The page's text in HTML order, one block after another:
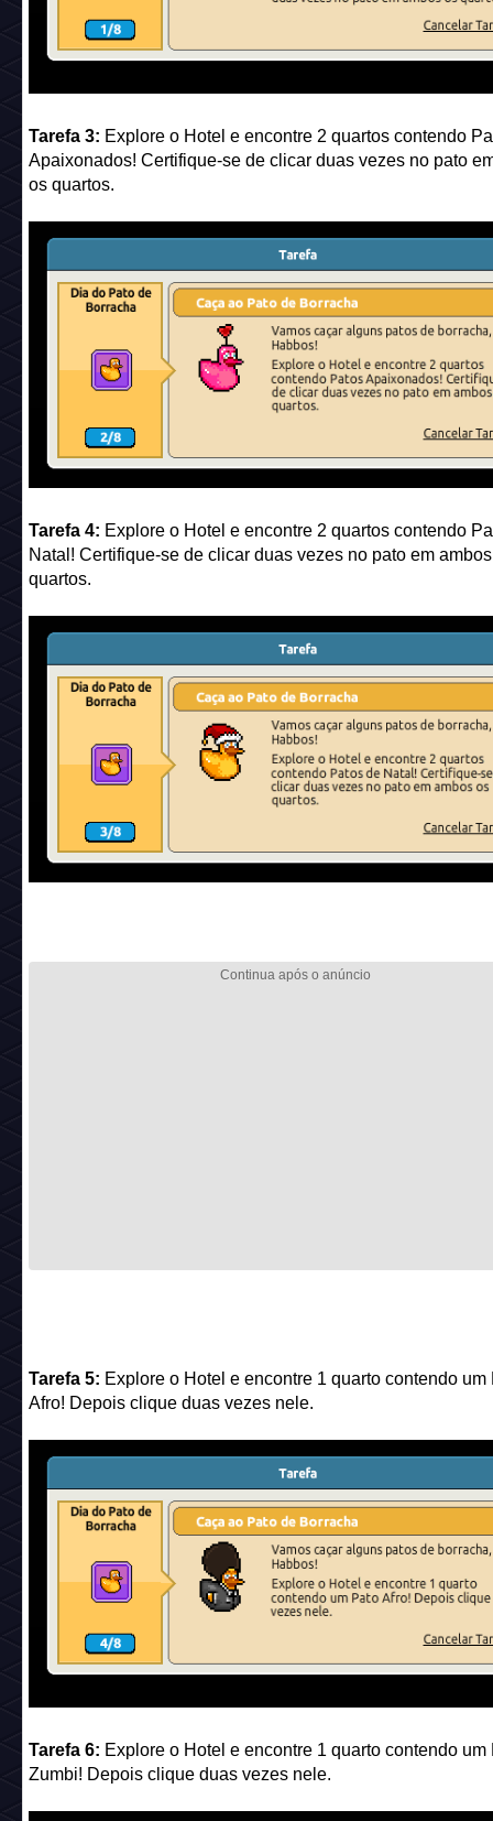
Tarefa 3: Explore o Hotel e encontre 2 quartos contendo
Apaixonados! Certifique-se de clicar duas vezes no pato
os quartos.
Tarefa 4: Explore o Hotel e encontre 2 quartos contendo
Natal! Certifique-se de clicar duas vezes no pato em
quartos.
Tarefa 5: Explore o Hotel e encontre 1 quarto contendo um
Afro! Depois clique duas vezes nele.
Tarefa 6: Explore o Hotel e encontre 1 quarto contendo um
Zumbi! Depois clique duas vezes nele.